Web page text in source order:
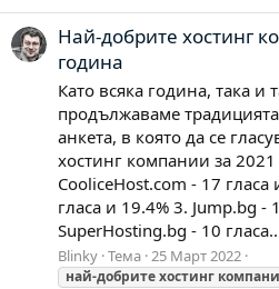
Най-добрите хостинг
година
Като всяка година, така и
продължаваме
анкета, в която да се
хостинг компании за
CooliceHost.com - 17 гласа
гласа и 19.4% 3. Jump.bg -
SuperHosting.bg - 10
Blinky Тема 25 Март 2022
най-добритехостинг